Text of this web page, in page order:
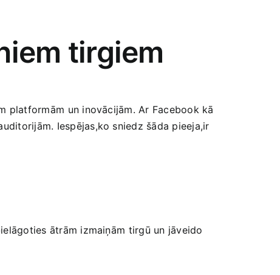
tirgiem
⁢platformām ⁤un inovācijām. Ar Facebook kā
Iespējas,ko sniedz šāda‍ pieeja,ir
ātrām izmaiņām ⁤tirgū un jāveido